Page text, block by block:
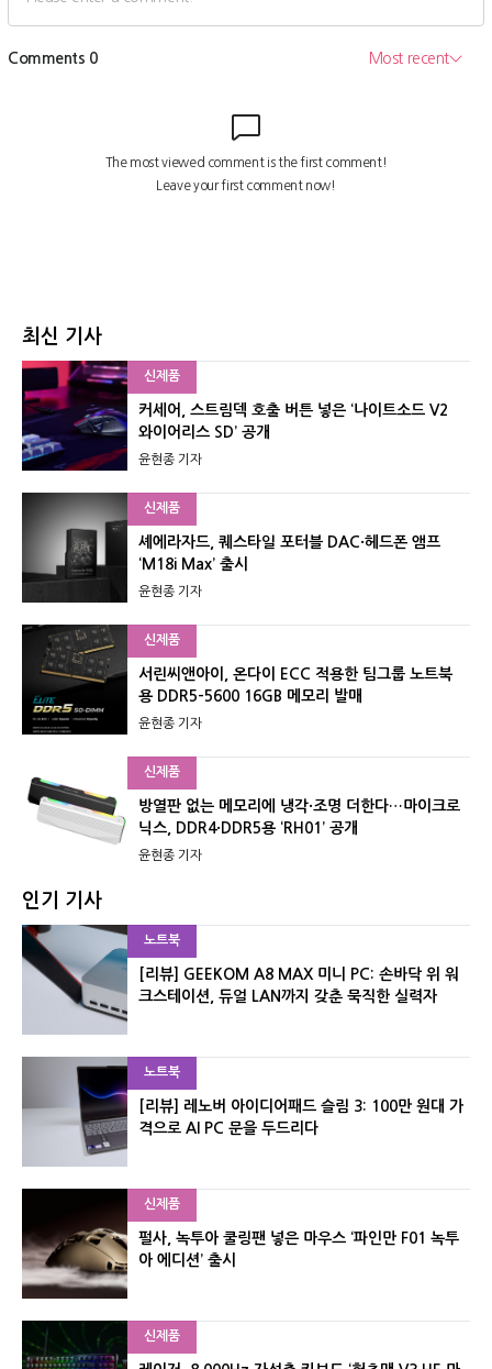
최신 기사
신제품
커세어, 스트림덱 호출 버튼 넣은 ‘나이트소드 V2
와이어리스 SD’ 공개
윤현종 기자
신제품
셰에라자드, 퀘스타일 포터블 DAC·헤드폰 앰프
‘M18i Max’ 출시
윤현종 기자
신제품
서린씨앤아이, 온다이 ECC 적용한 팀그룹 노트북
용 DDR5-5600 16GB 메모리 발매
윤현종 기자
신제품
방열판 없는 메모리에 냉각·조명 더한다…마이크로
닉스, DDR4·DDR5용 ‘RH01’ 공개
윤현종 기자
인기 기사
노트북
[리뷰] GEEKOM A8 MAX 미니 PC: 손바닥 위 워
크스테이션, 듀얼 LAN까지 갖춘 묵직한 실력자
노트북
[리뷰] 레노버 아이디어패드 슬림 3: 100만 원대 가
격으로 AI PC 문을 두드리다
신제품
펄사, 녹투아 쿨링팬 넣은 마우스 ‘파인만 F01 녹투
아 에디션’ 출시
신제품